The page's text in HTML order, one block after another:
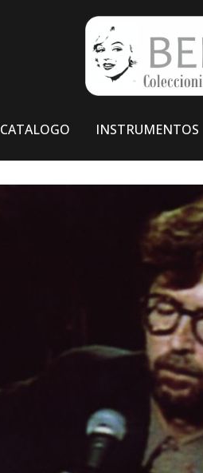
CATALOGO INSTRUMENTOS